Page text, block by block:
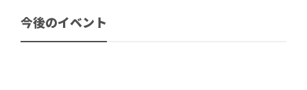
今後のイベント